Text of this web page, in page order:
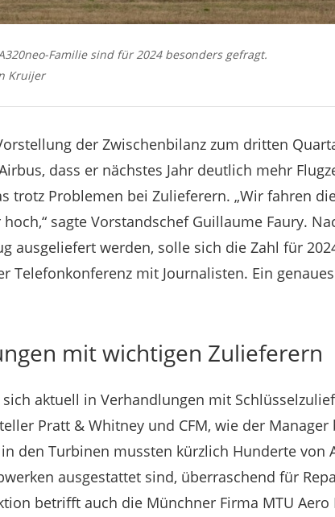
Familie sind für 2024 besonders gefragt.
Kruijer
der Zwischenbilanz zum dritten
dass er nächstes Jahr deutlich mehr
trotz Problemen bei Zulieferern. „Wir fahren
sagte Vorstandschef Guillaume Faury.
ausgeliefert werden, solle sich die Zahl für
Telefonkonferenz mit Journalisten. Ein
mit wichtigen Zulieferern
aktuell in Verhandlungen mit
Pratt & Whitney und CFM, wie der
den Turbinen mussten kürzlich Hunderte von
ausgestattet sind, überraschend für
betrifft auch die Münchner Firma MTU